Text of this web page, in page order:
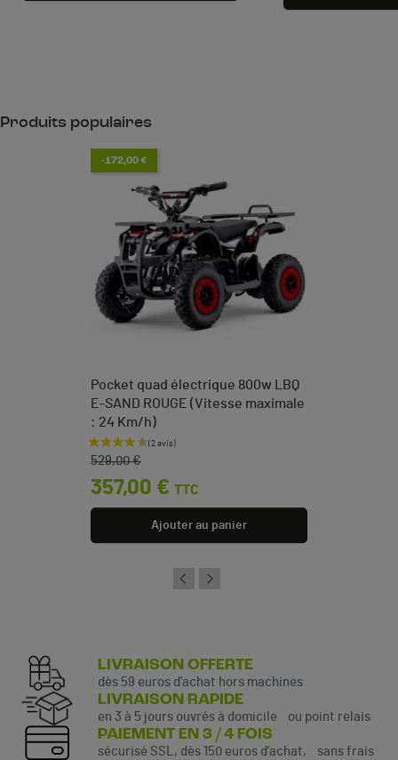
Produits populaires
-172,00 €
Pocket quad électrique 800w LBQ
E-SAND ROUGE (Vitesse maximale
: 24 Km/h)
Prix de base
529,00 €
Prix
357,00 € TTC
Ajouter au panier
LIVRAISON OFFERTE
dès 59 euros d’achat hors machines
LIVRAISON RAPIDE
en 3 à 5 jours ouvrés à domicile ou point relais
PAIEMENT EN 3 / 4 FOIS
sécurisé SSL, dès 150 euros d’achat, sans frais